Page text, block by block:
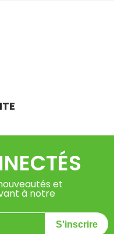
et
à notre
S'inscrire